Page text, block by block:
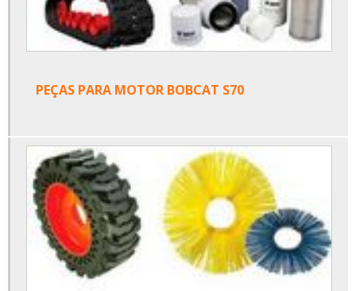
PEÇAS PARA MOTOR BOBCAT S70